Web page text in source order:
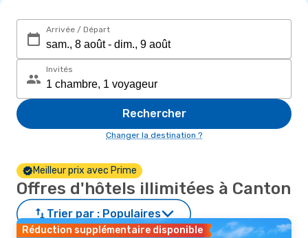
Arrivée / Départ
Invités
Rechercher
Changer la destination ?
Meilleur prix avec Prime
Offres d'hôtels illimitées à Canton
Trier par : Populaires
Réduction supplémentaire disponible